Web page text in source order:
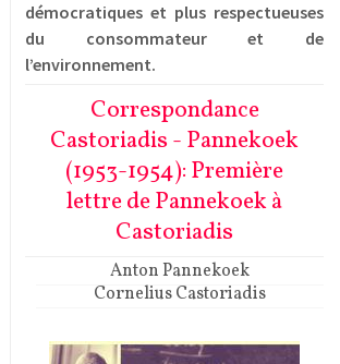
démocratiques et plus respectueuses
du consommateur et de
l’environnement.
Correspondance
Castoriadis - Pannekoek
(1953-1954): Première
lettre de Pannekoek à
Castoriadis
Anton Pannekoek
Cornelius Castoriadis